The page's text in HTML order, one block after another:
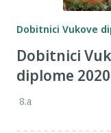
Dobitnici Vukove
Dobitnici
diplome 2020
8.a